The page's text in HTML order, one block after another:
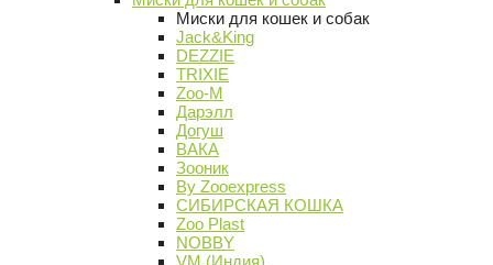
Миски для кошек и собак
Jack&King
DEZZIE
TRIXIE
Zoo-M
Дарэлл
Догуш
ВАКА
Зооник
By Zooexpress
СИБИРСКАЯ КОШКА
Zoo Plast
NOBBY
VM (Индия)